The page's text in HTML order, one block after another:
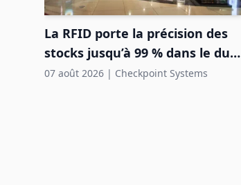
La RFID porte la précision des
stocks jusqu’à 99 % dans le duty
free aéroportuaire
07 août 2026 | Checkpoint Systems